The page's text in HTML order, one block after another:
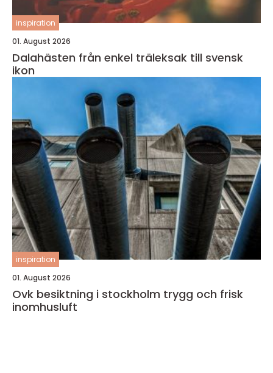
inspiration
01. August 2026
Dalahästen från enkel träleksak till svensk
ikon
inspiration
01. August 2026
Ovk besiktning i stockholm trygg och frisk
inomhusluft